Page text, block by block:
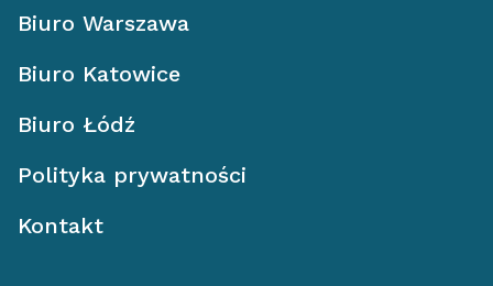
Biuro Warszawa
Biuro Katowice
Biuro Łódź
Polityka prywatności
Kontakt